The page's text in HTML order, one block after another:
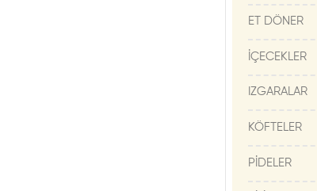
ET DÖNER
İÇECEKLER
IZGARALAR
KÖFTELER
PİDELER